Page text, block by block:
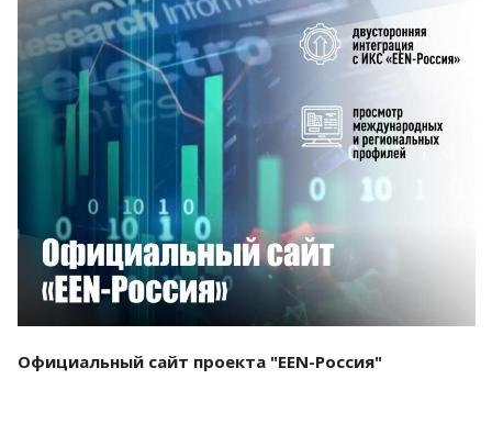
Смотреть проект
Официальный сайт проекта "EEN-Россия"